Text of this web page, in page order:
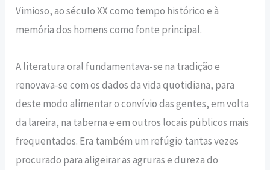
Vimioso, ao século XX como tempo histórico e à
memória dos homens como fonte principal.
A literatura oral fundamentava-se na tradição e
renovava-se com os dados da vida quotidiana, para
deste modo alimentar o convívio das gentes, em volta
da lareira, na taberna e em outros locais públicos mais
frequentados. Era também um refúgio tantas vezes
procurado para aligeirar as agruras e dureza do